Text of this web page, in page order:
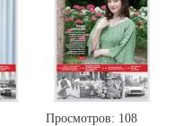
Просмотров: 108